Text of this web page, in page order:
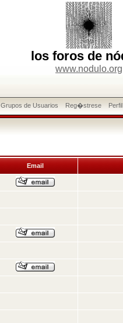
los foros de
www.nodulo.org
Grupos de Usuarios Reg�strese Perfil
Email